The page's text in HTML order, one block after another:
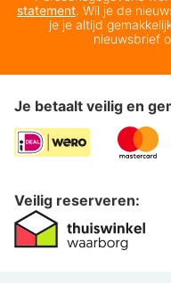
statement. Wil je de
je je altijd
nieuwsbrief
Je betaalt veilig en
Veilig reserveren: